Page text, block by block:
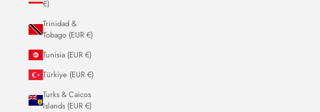
€)
Trinidad &
Tobago (EUR €)
Tunisia (EUR €)
Türkiye (EUR €)
Turks & Caicos
Islands (EUR €)